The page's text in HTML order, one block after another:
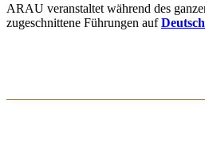
ARAU veranstaltet während des
zugeschnittene Führungen aufDeutsch